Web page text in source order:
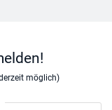
möglich)